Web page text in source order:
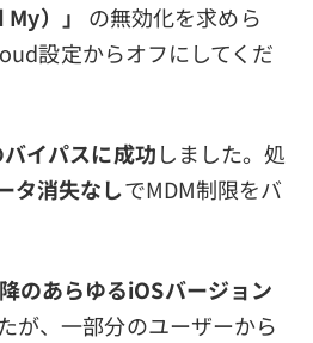
）」
の無効化を求めら
設定からオフにしてくだ
イパスに成功しました。処
タ消失なしでMDM制限をバ
のあらゆるiOSバージョン
が、一部分のユーザーから